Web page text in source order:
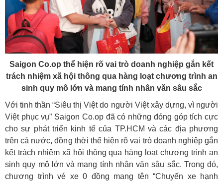
Saigon Co.op thể hiện rõ vai trò doanh nghiệp gắn kết
trách nhiệm xã hội thông qua hàng loạt chương trình an
sinh quy mô lớn và mang tính nhân văn sâu sắc
Với tinh thần “Siêu thị Việt do người Việt xây dựng, vì người
Việt phục vụ” Saigon Co.op đã có những đóng góp tích cực
cho sự phát triển kinh tế của TP.HCM và các địa phương
trên cả nước, đồng thời thể hiện rõ vai trò doanh nghiệp gắn
kết trách nhiệm xã hội thông qua hàng loạt chương trình an
sinh quy mô lớn và mang tính nhân văn sâu sắc. Trong đó,
chương trình vé xe 0 đồng mang tên “Chuyến xe hạnh